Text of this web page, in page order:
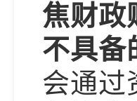
焦财政
不具备
会通过